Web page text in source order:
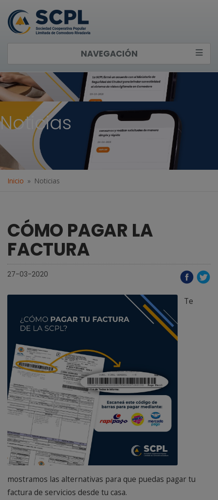
NAVEGACIÓN
Noticias
Inicio Noticias
CÓMO PAGAR LA
FACTURA
27-03-2020
Te
mostramos las alternativas para que puedas pagar tu
factura de servicios desde tu casa.